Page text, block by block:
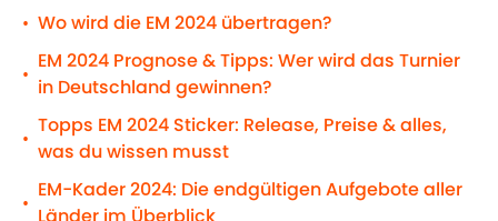
• Wo wird die EM 2024 übertragen?
•
EM 2024 Prognose & Tipps: Wer wird das Turnier
in Deutschland gewinnen?
•
Topps EM 2024 Sticker: Release, Preise & alles,
was du wissen musst
•
EM-Kader 2024: Die endgültigen Aufgebote aller